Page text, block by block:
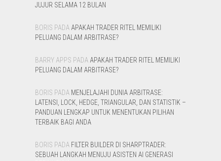
JUJUR SELAMA 12 BULAN
BORIS PADA APAKAH TRADER RITEL MEMILIKI
PELUANG DALAM ARBITRASE?
BARRY APPS PADA APAKAH TRADER RITEL MEMILIKI
PELUANG DALAM ARBITRASE?
BORIS PADA MENJELAJAHI DUNIA ARBITRASE:
LATENSI, LOCK, HEDGE, TRIANGULAR, DAN STATISTIK –
PANDUAN LENGKAP UNTUK MENENTUKAN PILIHAN
TERBAIK BAGI ANDA
BORIS PADA FILTER BUILDER DI SHARPTRADER:
SEBUAH LANGKAH MENUJU ASISTEN AI GENERASI